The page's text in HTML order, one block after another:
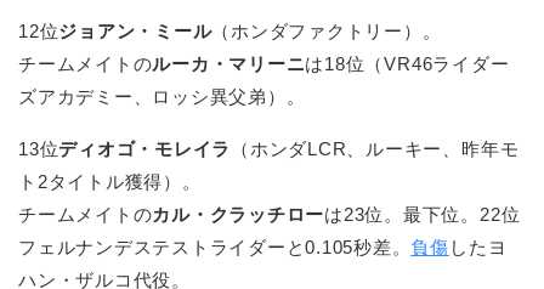
12位ジョアン・ミール（ホンダファクトリー）。
チームメイトのルーカ・マリーニは18位（VR46ライダー
ズアカデミー、ロッシ異父弟）。
13位ディオゴ・モレイラ
（ホンダLCR、ルーキー、昨年モ
ト2タイトル獲得）。
チームメイトのカル・クラッチローは23位。最下位。22位
フェルナンデステストライダーと0.105秒差。 負傷 したヨ
ハン・ザルコ代役。